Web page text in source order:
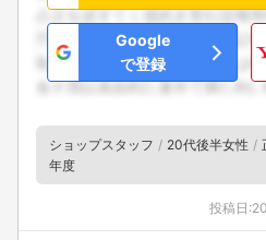
Google
で登録
ショップスタッフ 20代後半女性
年度
投稿日: